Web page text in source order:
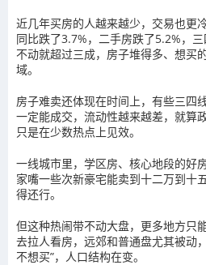
近几年买房的人越来越少，交易也更
同比跌了3.7%，二手房跌了5.2%，
不动就超过三成，房子堆得多、想买
域。
房子难卖还体现在时间上，有些三四
一定能成交，流动性越来越差，就算
只是在少数热点上见效。
一线城市里，学区房、核心地段的好
家嘴一些次新豪宅能卖到十二万到十
得还行。
但这种热闹带不动大盘，更多地方只
去拉人看房，远郊和普通盘尤其被动
不想买”，人口结构在变。